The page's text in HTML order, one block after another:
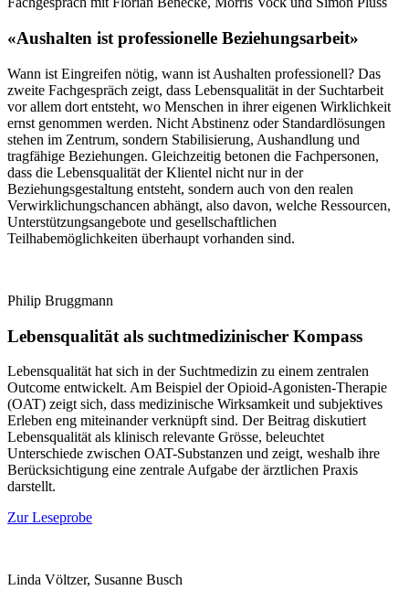
«Aushalten ist professionelle Beziehungsarbeit»
Wann ist Eingreifen nötig, wann ist Aushalten professionell? Das
zweite Fachgespräch zeigt, dass Lebensqualität in der Suchtarbeit
vor allem dort entsteht, wo Menschen in ihrer eigenen Wirklichkeit
ernst genommen werden. Nicht Abstinenz oder Standardlösungen
stehen im Zentrum, sondern Stabilisierung, Aushandlung und
tragfähige Beziehungen. Gleichzeitig betonen die Fachpersonen,
dass die Lebensqualität der Klientel nicht nur in der
Beziehungsgestaltung entsteht, sondern auch von den realen
Verwirklichungschancen abhängt, also davon, welche Ressourcen,
Unterstützungsangebote und gesellschaftlichen
Teilhabemöglichkeiten überhaupt vorhanden sind.
Philip Bruggmann
Lebensqualität als suchtmedizinischer Kompass
Lebensqualität hat sich in der Suchtmedizin zu einem zentralen
Outcome entwickelt. Am Beispiel der Opioid-Agonisten-Therapie
(OAT) zeigt sich, dass medizinische Wirksamkeit und subjektives
Erleben eng miteinander verknüpft sind. Der Beitrag diskutiert
Lebensqualität als klinisch relevante Grösse, beleuchtet
Unterschiede zwischen OAT-Substanzen und zeigt, weshalb ihre
Berücksichtigung eine zentrale Aufgabe der ärztlichen Praxis
darstellt.
Zur Leseprobe
Linda Völtzer, Susanne Busch